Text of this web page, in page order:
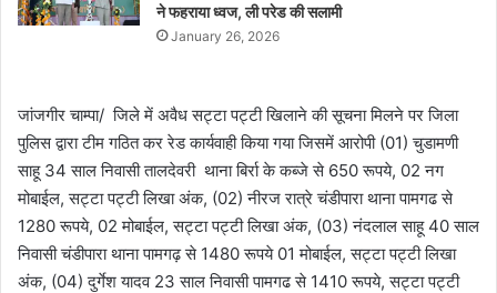
ने फहराया ध्वज, ली परेड की सलामी
January 26, 2026
जांजगीर चाम्पा/ जिले में अवैध सट्टा पट्टी खिलाने की सूचना मिलने पर जिला
पुलिस द्वारा टीम गठित कर रेड कार्यवाही किया गया जिसमें आरोपी (01) चुडामणी
साहू 34 साल निवासी तालदेवरी थाना बिर्रा के कब्जे से 650 रूपये, 02 नग
मोबाईल, सट्टा पट्टी लिखा अंक, (02) नीरज रात्रे चंडीपारा थाना पामगढ से
1280 रूपये, 02 मोबाईल, सट्टा पट्टी लिखा अंक, (03) नंदलाल साहू 40 साल
निवासी चंडीपारा थाना पामगढ़ से 1480 रूपये 01 मोबाईल, सट्टा पट्टी लिखा
अंक, (04) दुर्गेश यादव 23 साल निवासी पामगढ से 1410 रूपये, सट्टा पट्टी